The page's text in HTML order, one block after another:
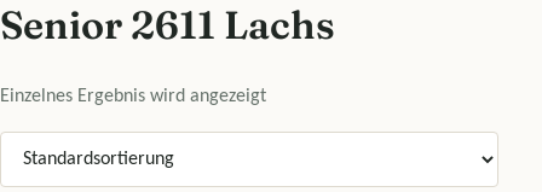
Senior 2611 Lachs
Einzelnes Ergebnis wird angezeigt